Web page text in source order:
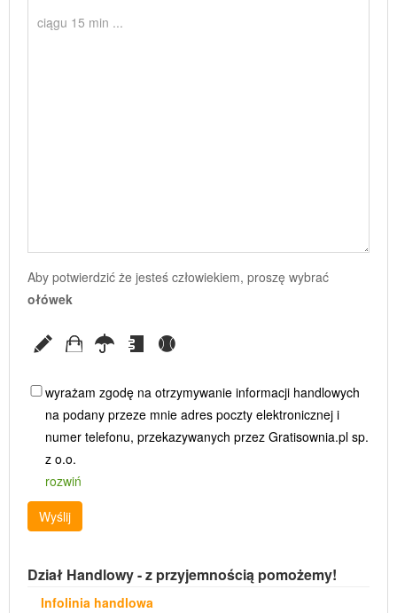
Aby potwierdzić że jesteś człowiekiem, proszę wybrać
ołówek
wyrażam zgodę na otrzymywanie informacji handlowych
na podany przeze mnie adres poczty elektronicznej i
numer telefonu, przekazywanych przez Gratisownia.pl sp.
z o.o.
rozwiń
Wyślij
Dział Handlowy - z przyjemnością pomożemy!
Infolinia handlowa